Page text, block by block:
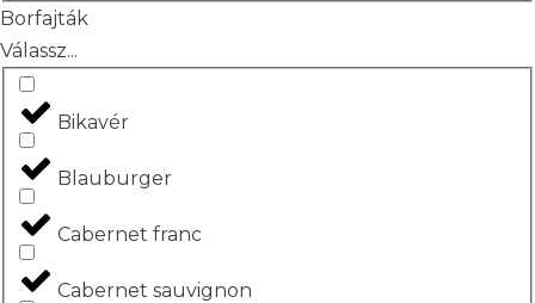
Borfajták
Válassz...
Bikavér
Blauburger
Cabernet franc
Cabernet sauvignon